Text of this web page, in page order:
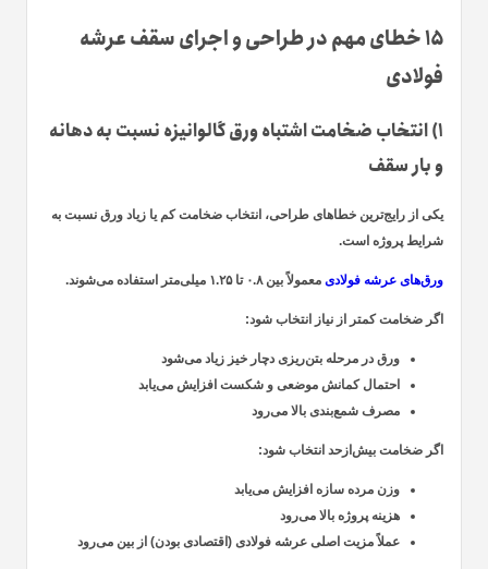
۱۵ خطای مهم در طراحی و اجرای سقف عرشه
فولادی
۱) انتخاب ضخامت اشتباه ورق گالوانیزه نسبت به دهانه
و بار سقف
یکی از رایج‌ترین خطاهای طراحی، انتخاب ضخامت کم یا زیاد ورق نسبت به
شرایط پروژه است.
ورق‌های عرشه فولادی معمولاً بین ۰.۸ تا ۱.۲۵ میلی‌متر استفاده می‌شوند.
اگر ضخامت کمتر از نیاز انتخاب شود:
ورق در مرحله بتن‌ریزی دچار خیز زیاد می‌شود
احتمال کمانش موضعی و شکست افزایش می‌یابد
مصرف شمع‌بندی بالا می‌رود
اگر ضخامت بیش‌ازحد انتخاب شود:
وزن مرده سازه افزایش می‌یابد
هزینه پروژه بالا می‌رود
عملاً مزیت اصلی عرشه فولادی (اقتصادی بودن) از بین می‌رود